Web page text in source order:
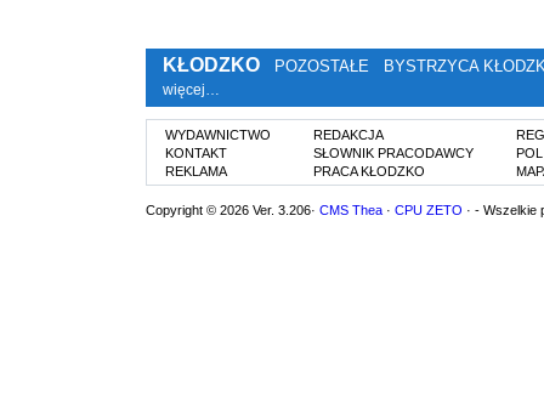
KŁODZKO POZOSTAŁE BYSTRZYCA
więcej…
WYDAWNICTWO
KONTAKT
REKLAMA
REDAKCJA
SŁOWNIK PRACODAWCY
PRACA KŁODZKO
Copyright © 2026 Ver. 3.206· CMS Thea · CPU ZETO · - Wszelkie